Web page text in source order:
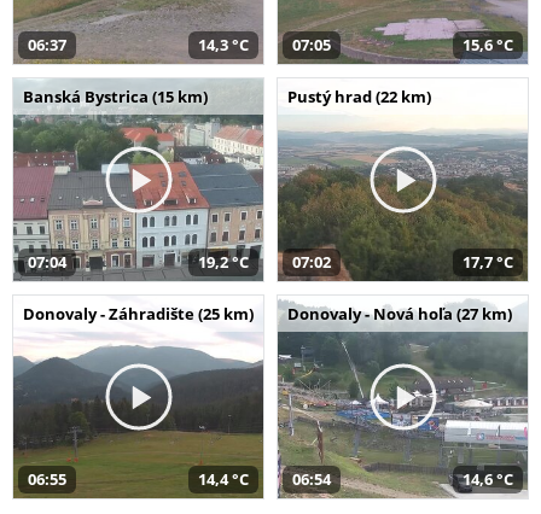
06:37 14,3 °C 07:05 15,6 °C
Banská Bystrica (15 km)
07:04 19,2 °C
Pustý hrad (22 km)
07:02 17,7 °C
Donovaly - Záhradište (25 km)
06:55 14,4 °C
Donovaly - Nová hoľa (27 km)
06:54 14,6 °C